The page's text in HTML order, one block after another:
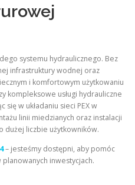
systemu hydraulicznego. Bez
infrastruktury wodnej oraz
i komfortowym użytkowaniu
kompleksowe usługi hydrauliczne
się w układaniu sieci PEX w
linii miedzianych oraz instalacji
dużej liczbie użytkowników.
– jesteśmy dostępni, aby pomóc
planowanych inwestycjach.